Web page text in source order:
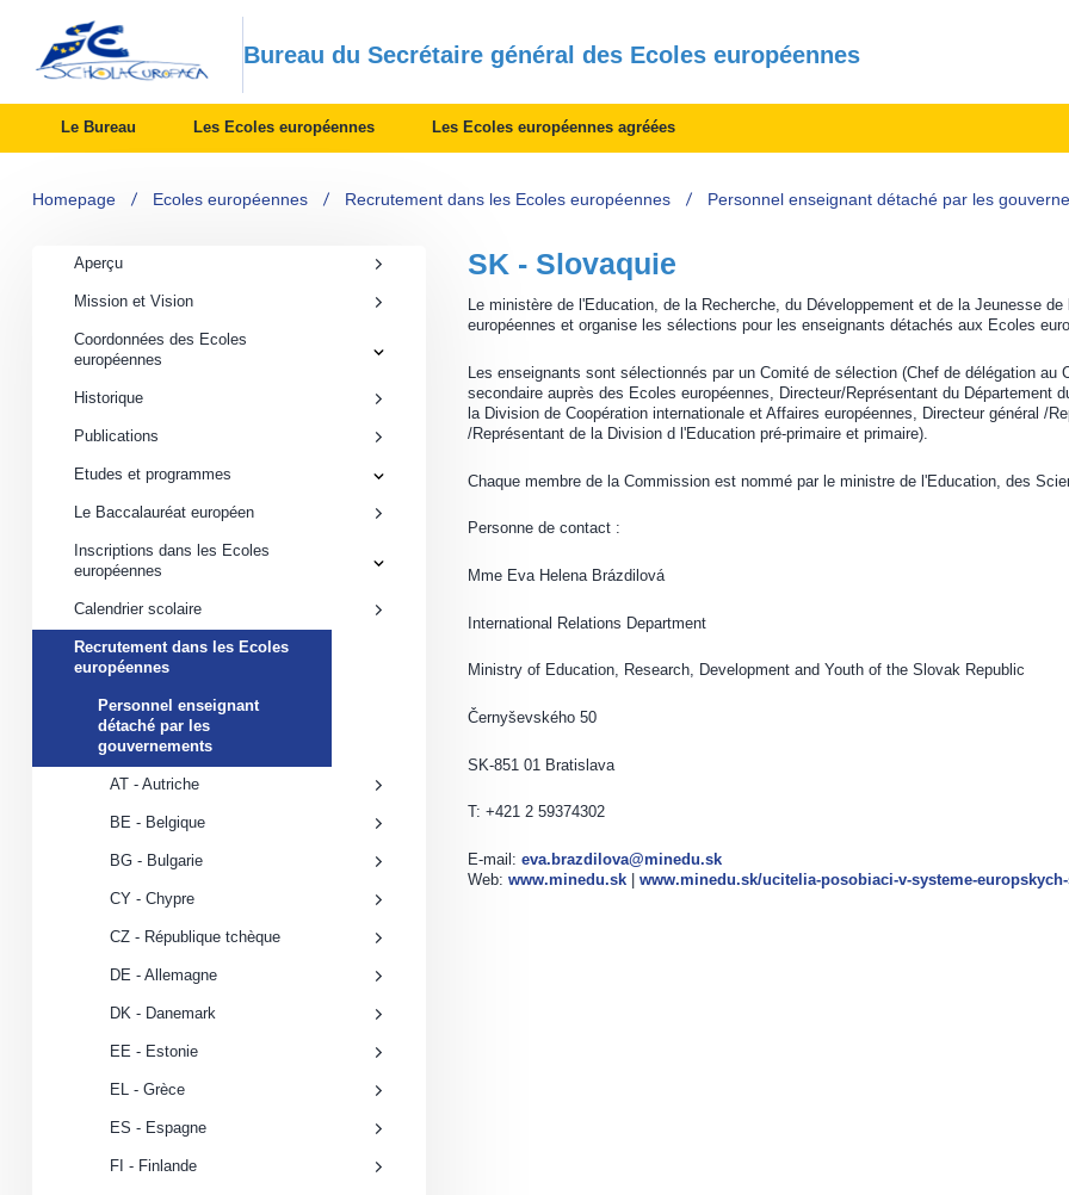
Bureau du Secrétaire général des Ecoles européennes
Le Bureau Les Ecoles européennes Les Ecoles européennes agréées
Homepage Ecoles européennes Recrutement dans les Ecoles européennes Personnel enseignant détaché par les
Aperçu
Mission et Vision
Coordonnées des Ecoles
européennes
Coordonnées
européennes
Historique
Publications
Etudes et programmes
Etudes
programmes
Le Baccalauréat européen
Inscriptions dans les Ecoles
européennes
Inscriptions
Ecoles
Calendrier scolaire
Recrutement dans les Ecoles
européennes
Personnel enseignant
détaché par les
gouvernements
par
gouvernements
submenu
AT - Autriche
BE - Belgique
BG - Bulgarie
CY - Chypre
CZ - République tchèque
DE - Allemagne
DK - Danemark
EE - Estonie
EL - Grèce
ES - Espagne
FI - Finlande
SK - Slovaquie
Le ministère de l'Education, de la Recherche, du Développement et de la Jeunesse
européennes et organise les sélections pour les enseignants détachés aux Ecoles
Les enseignants sont sélectionnés par un Comité de sélection (Chef de délégation
secondaire auprès des Ecoles européennes, Directeur/Représentant du Département
la Division de Coopération internationale et Affaires européennes, Directeur général /
/Représentant de la Division d l'Education pré-primaire et primaire).
Chaque membre de la Commission est nommé par le ministre de l'Education, des
Personne de contact :
Mme Eva Helena Brázdilová
International Relations Department
Ministry of Education, Research, Development and Youth of the Slovak Republic
Černyševského 50
SK-851 01 Bratislava
T: +421 2 59374302
E-mail: eva.brazdilova@minedu.sk
Web: www.minedu.sk www.minedu.sk/ucitelia-posobiaci-v-systeme-